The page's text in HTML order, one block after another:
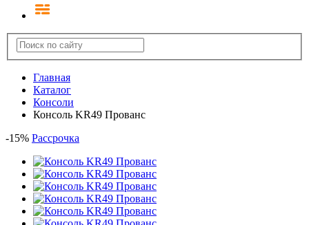
Главная
Каталог
Консоли
Консоль KR49 Прованс
-15% Рассрочка